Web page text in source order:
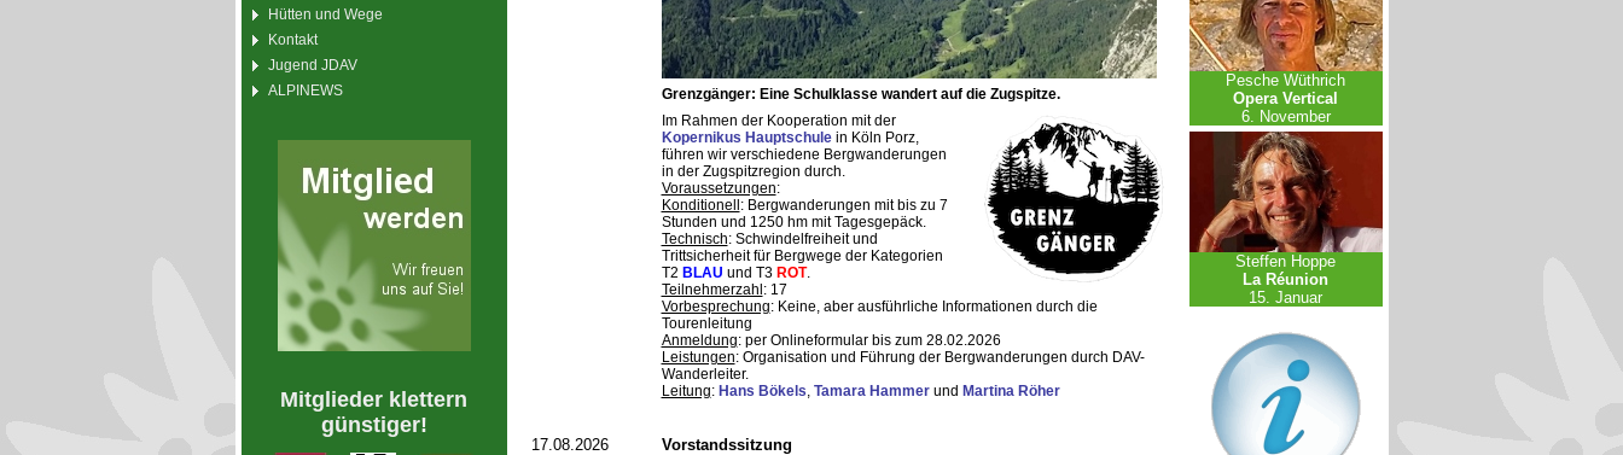
Hütten und Wege
Kontakt
Jugend JDAV
ALPINEWS
Mitglieder klettern
günstiger!
Grenzgänger: Eine Schulklasse wandert auf die Zugspitze.
Im Rahmen der Kooperation mit der
Kopernikus Hauptschulein Köln Porz,
führen wir verschiedene Bergwanderungen
in der Zugspitzregion durch.
Voraussetzungen:
Konditionell : Bergwanderungen mit bis zu 7
Stunden und 1250 hm mit Tagesgepäck.
Technisch: Schwindelfreiheit und
Trittsicherheit für Bergwege der Kategorien
T2 BLAU und T3 ROT.
Teilnehmerzahl : 17
Vorbesprechung: Keine, aber ausführliche Informationen durch die
Tourenleitung
Anmeldung: per Onlineformular bis zum 28.02.2026
Leistungen: Organisation und Führung der Bergwanderungen durch DAV-
Wanderleiter.
Leitung: Hans Bökels, Tamara Hammerund Martina Röher
17.08.2026 Vorstandssitzung
Pesche Wüthrich
Opera Vertical
6. November
Steffen Hoppe
La Réunion
15. Januar